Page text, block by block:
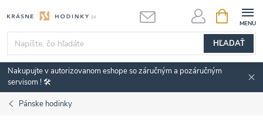
na
obsah
HĽADAŤ
KOŠÍK
Nakupujte v autorizovanom eshope so záručným a pozáručným
servisom ! 🛠️
Pánske hodinky